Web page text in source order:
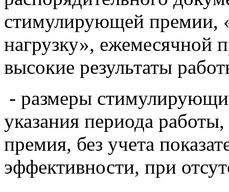
стимулирующей премии,
нагрузку», ежемесячной
высокие результаты
- размеры
указания периода
премия, без учета
эффективности, при